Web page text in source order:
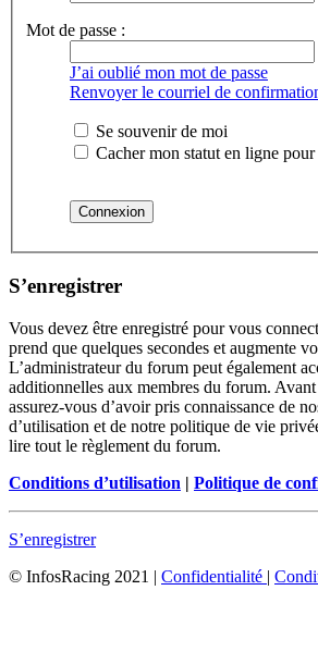
Mot de passe :
J’ai oublié mon mot de passe
Renvoyer le courriel de
Se souvenir de moi
Cacher mon statut en ligne pour
S’enregistrer
Vous devez être enregistré pour vous
prend que quelques secondes et augmente
L’administrateur du forum peut également
additionnelles aux membres du forum.
assurez-vous d’avoir pris connaissance de
d’utilisation et de notre politique de vie
lire tout le règlement du forum.
Conditions d’utilisation | Politique de
S’enregistrer
© InfosRacing 2021 | Confidentialité |